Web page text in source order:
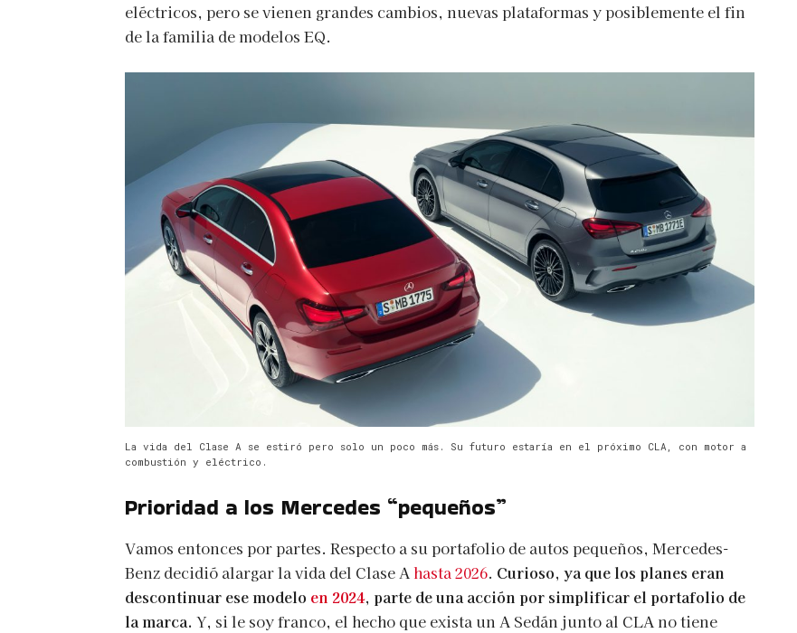
eléctricos, pero se vienen grandes cambios, nuevas plataformas y posiblemente el fin
de la familia de modelos EQ.
La vida del Clase A se estiró pero solo un poco más. Su futuro estaría en el próximo CLA, con motor a
combustión y eléctrico.
Prioridad a los Mercedes “pequeños”
Vamos entonces por partes. Respecto a su portafolio de autos pequeños, Mercedes-
Benz decidió alargar la vida del Clase A hasta 2026. Curioso, ya que los planes eran
descontinuar ese modelo en 2024, parte de una acción por simplificar el portafolio de
la marca. Y, si le soy franco, el hecho que exista un A Sedán junto al CLA no tiene